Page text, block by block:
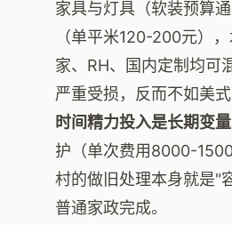
家具与灯具（软装预算
（单平米120-200元）
家、RH、国内定制均可
严重受损，反而不如美
时间精力投入是长期变量
护（单次费用8000-
村的做旧处理本身就是"
普通家政完成。